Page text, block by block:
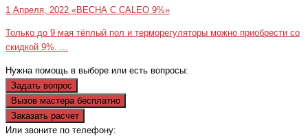
1 Апреля, 2022 «ВЕСНА С CALEO 9%»
Только до 9 мая тёплый пол и терморегуляторы можно приобрести со
скидкой 9%. ...
Нужна помощь в выборе или есть вопросы:
Задать вопрос
Вызов мастера бесплатно
Заказать расчет
Или звоните по телефону: